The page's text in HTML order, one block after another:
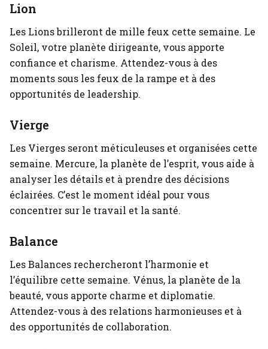
Lion
Les Lions brilleront de mille feux cette semaine. Le
Soleil, votre planète dirigeante, vous apporte
confiance et charisme. Attendez-vous à des
moments sous les feux de la rampe et à des
opportunités de leadership.
Vierge
Les Vierges seront méticuleuses et organisées cette
semaine. Mercure, la planète de l’esprit, vous aide à
analyser les détails et à prendre des décisions
éclairées. C’est le moment idéal pour vous
concentrer sur le travail et la santé.
Balance
Les Balances rechercheront l’harmonie et
l’équilibre cette semaine. Vénus, la planète de la
beauté, vous apporte charme et diplomatie.
Attendez-vous à des relations harmonieuses et à
des opportunités de collaboration.